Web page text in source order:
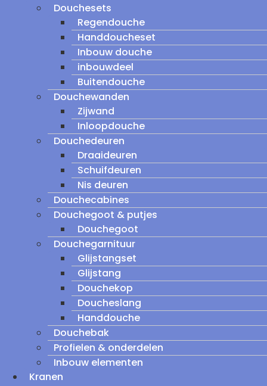
Douchesets
Regendouche
Handdoucheset
Inbouw douche
inbouwdeel
Buitendouche
Douchewanden
Zijwand
Inloopdouche
Douchedeuren
Draaideuren
Schuifdeuren
Nis deuren
Douchecabines
Douchegoot & putjes
Douchegoot
Douchegarnituur
Glijstangset
Glijstang
Douchekop
Doucheslang
Handdouche
Douchebak
Profielen & onderdelen
Inbouw elementen
Kranen